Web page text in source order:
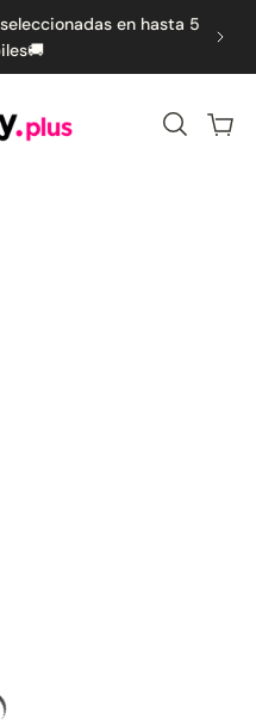
en hasta 5